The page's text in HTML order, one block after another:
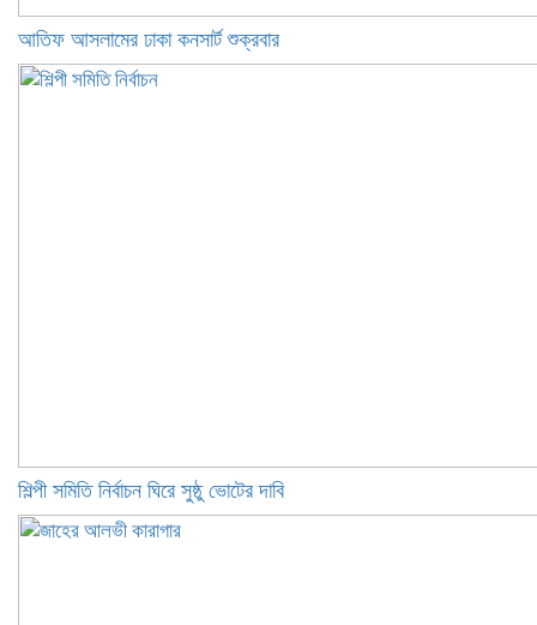
আতিফ আসলামের ঢাকা কনসার্ট শুক্রবার
শিল্পী সমিতি নির্বাচন ঘিরে সুষ্ঠু ভোটের দাবি